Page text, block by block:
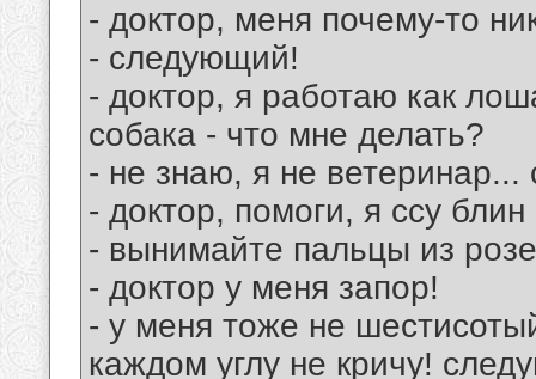
- доктор, меня почему-то
- следующий!
- доктор, я работаю как
собака - что мне делать?
- не знаю, я не
- доктор, помоги, я ссу блин
- вынимайте пальцы из
- доктор у меня запор!
- у меня тоже не
каждом углу не кричу!